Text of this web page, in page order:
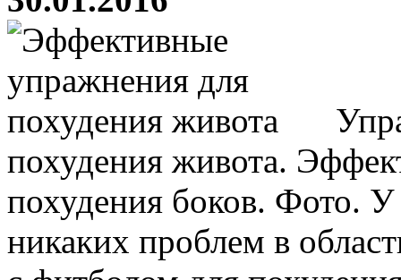
похудения живота.
похудения боков. Фото.
никаких проблем в